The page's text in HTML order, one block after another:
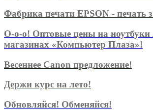
Фабрика печати EPSON - печать
О-о-о! Оптовые цены на ноутбуки
магазинах «Компьютер Плаза»!
Весеннее Canon предложение!
Держи курс на лето!
Обновляйся! Обменяйся!